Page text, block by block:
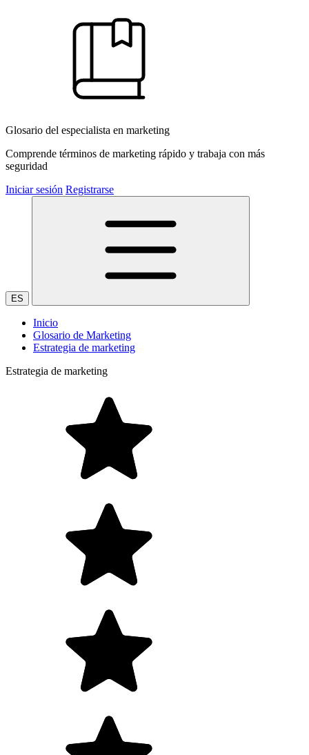
Glosario del especialista en marketing
Comprende términos de marketing rápido y trabaja con más
seguridad
Iniciar sesión Registrarse
ES
Inicio
Glosario de Marketing
Estrategia de marketing
Estrategia de marketing